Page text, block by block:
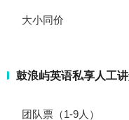
大小同价
鼓浪屿英语私享人工
团队票（1-9人）